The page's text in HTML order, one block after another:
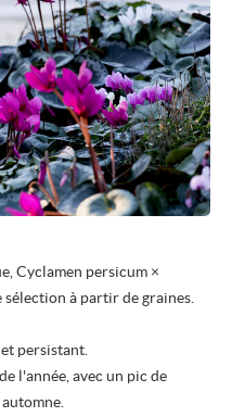
Cyclamen persicum ×
à partir de graines.
persistant.
l'année, avec un pic de